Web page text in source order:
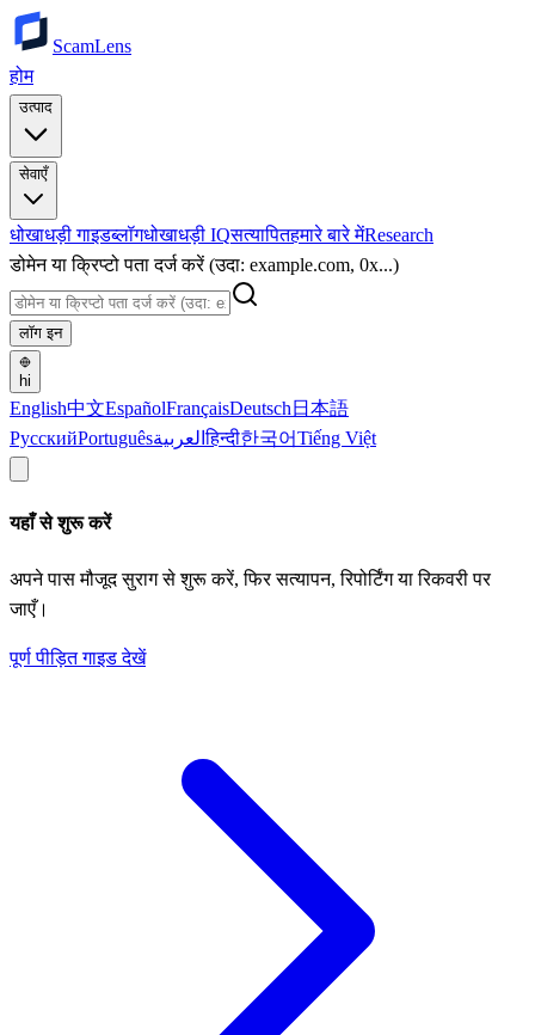
ScamLens
होम
उत्पाद
सेवाएँ
धोखाधड़ी गाइडब्लॉगधोखाधड़ी IQसत्यापितहमारे बारे मेंResearch
डोमेन या क्रिप्टो पता दर्ज करें (उदा: example.com, 0x...)
लॉग इन
hi
English中文EspañolFrançaisDeutsch 日本語
РусскийPortuguêsالعربيةहिन्दी한국어Tiếng Việt
यहाँ से शुरू करें
अपने पास मौजूद सुराग से शुरू करें, फिर सत्यापन, रिपोर्टिंग या रिकवरी पर
जाएँ।
पूर्ण पीड़ित गाइड देखें